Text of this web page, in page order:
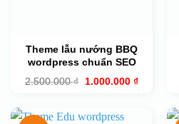
Theme lẫu nướng BBQ
wordpress chuẩn SEO
2.500.000₫
Giá
1.000.000 ₫Giá